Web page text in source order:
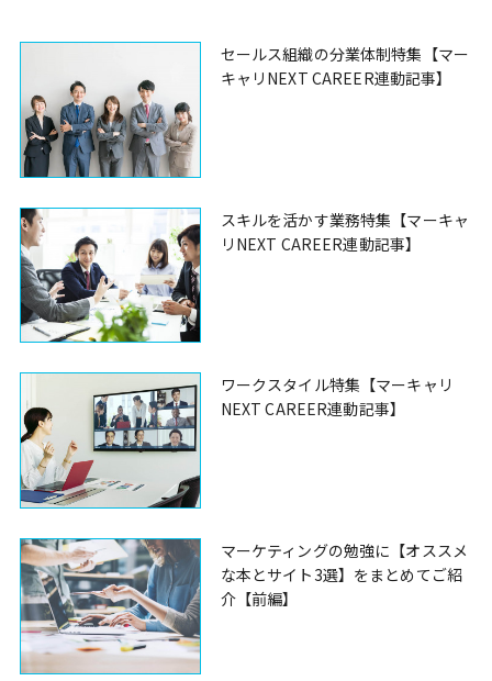
セールス組織の分業体制特集【マー
キャリNEXT CAREER連動記事】
スキルを活かす業務特集【マーキャ
リNEXT CAREER連動記事】
ワークスタイル特集【マーキャリ
NEXT CAREER連動記事】
マーケティングの勉強に【オススメ
な本とサイト3選】をまとめてご紹
介【前編】